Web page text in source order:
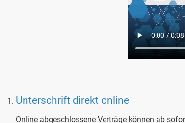
Unterschrift direkt online
Online abgeschlossene Verträge können ab